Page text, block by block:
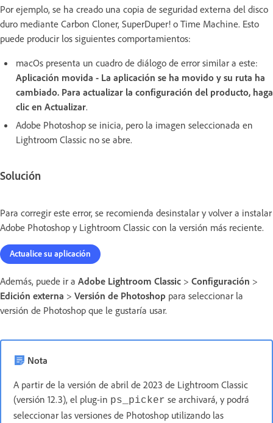
Por ejemplo, se ha creado una copia de seguridad externa del disco
duro mediante Carbon Cloner, SuperDuper! o Time Machine. Esto
puede producir los siguientes comportamientos:
macOs presenta un cuadro de diálogo de error similar a este:
Aplicación movida - La aplicación se ha movido y su ruta ha
cambiado. Para actualizar la configuración del producto, haga
clic en Actualizar.
Adobe Photoshop se inicia, pero la imagen seleccionada en
Lightroom Classic no se abre.
Solución
Para corregir este error, se recomienda desinstalar y volver a instalar
Adobe Photoshop y Lightroom Classic con la versión más reciente.
Actualice su aplicación
Además, puede ir a Adobe Lightroom Classic > Configuración >
Edición externa > Versión de Photoshop para seleccionar la
versión de Photoshop que le gustaría usar.
Nota
A partir de la versión de abril de 2023 de Lightroom Classic
(versión 12.3), el plug-in ps_picker se archivará, y podrá
seleccionar las versiones de Photoshop utilizando las